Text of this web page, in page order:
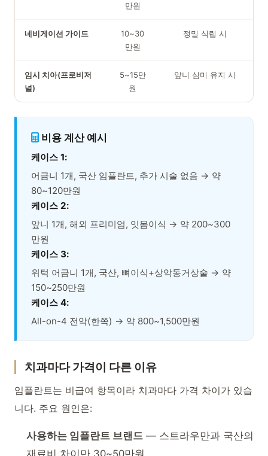
만원
네비게이션 가이드
10~30
만원
정밀 식립 시
임시 치아(프로비저
널)
5~15만
원
앞니 심미 유지 시
비용 계산 예시
케이스 1:
어금니 1개, 국산 임플란트, 추가 시술 없음 → 약
80~120만원
케이스 2:
앞니 1개, 해외 프리미엄, 잇몸이식 → 약 200~300
만원
케이스 3:
위턱 어금니 1개, 국산, 뼈이식+상악동거상술 → 약
150~250만원
케이스 4:
All-on-4 전악(한쪽) → 약 800~1,500만원
치과마다 가격이 다른 이유
임플란트는 비급여 항목이라 치과마다 가격 차이가 있습
니다. 주요 원인은:
사용하는 임플란트 브랜드 — 스트라우만과 국산의
재료비 차이만 30~50만원